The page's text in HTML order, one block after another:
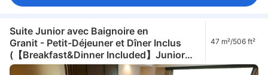
Suite Junior avec Baignoire en
Granit - Petit-Déjeuner et Dîner Inclus
(【Breakfast&Dinner Included】Junior
Suite with Granite Bath)
47 m²/506 ft²